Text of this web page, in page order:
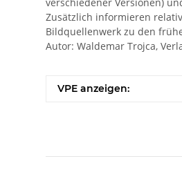
Zusätzlich informieren
Bildquellenwerk zu den
Autor: Waldemar Trojca,
VPE anzeigen: